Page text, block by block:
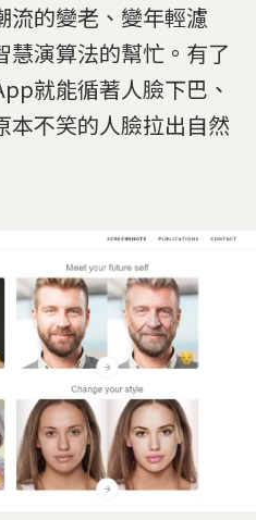
流的變老、變年輕濾
慧演算法的幫忙。有了
就能循著人臉下巴、
本不笑的人臉拉出自然